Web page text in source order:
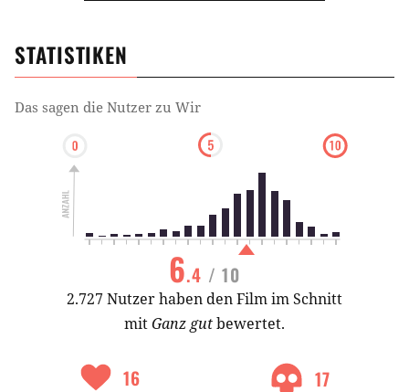
STATISTIKEN
Das sagen die Nutzer zu Wir
6.4 / 10
2.727 Nutzer haben den Film im Schnitt
mitGanz gutbewertet.
16 17